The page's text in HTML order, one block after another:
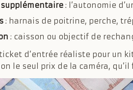
: l’autonomie
: harnais de poitrine, perche,
: caisson ou objectif de
d’entrée réaliste pour un
le seul prix de la caméra,